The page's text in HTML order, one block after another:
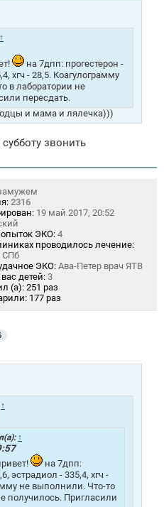
↑
на 7дпп: прогестерон -
хгч - 28,5. Коагулограмму
в лаборатории не
пересдать.
и мама и лялечка)))
субботу звонить
2316
19 май 2017, 20:52
ЭКО: 4
проводилось лечение:
СПб
ЭКО: Ава-Петер врач ЯТВ
детей: 3
(а): 251 раз
177 раз
↑
↑
на 7дпп:
эстрадиол - 335,4, хгч -
не выполнили. Что-то
получилось. Пригласили